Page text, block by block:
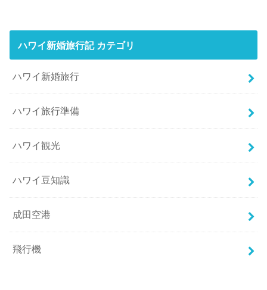
ハワイ新婚旅行記 カテゴリ
ハワイ新婚旅行
ハワイ旅行準備
ハワイ観光
ハワイ豆知識
成田空港
飛行機